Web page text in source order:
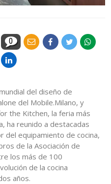
0
del diseño de
del Mobile.Milano, y
the Kitchen, la feria más
ha reunido a destacadas
del equipamiento de cocina,
de la Asociación de
los más de 100
de la cocina
años.